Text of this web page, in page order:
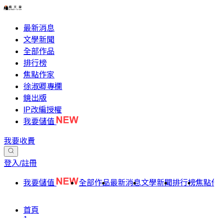
最新消息
文學新聞
全部作品
排行榜
焦點作家
徐淑卿專欄
鏡出版
IP改編授權
我要儲值
我要收費
登入/註冊
我要儲值 全部作品最新消息文學新聞排行榜焦點
首頁